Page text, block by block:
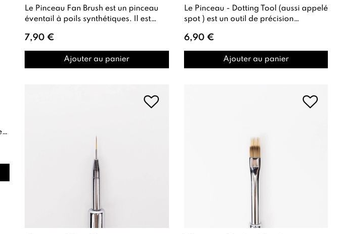
Le Pinceau Fan Brush est un pinceau
éventail à poils synthétiques. Il est
techn...
7,90 €
Ajouter au panier
Le Pinceau - Dotting Tool (aussi appelé
spot ) est un outil de précision
6,90 €
Ajouter au panier